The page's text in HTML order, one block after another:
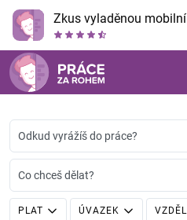
Zkus vyladěnou
Odkud vyrážíš do práce?
Co chceš dělat?
PLAT ÚVAZEK